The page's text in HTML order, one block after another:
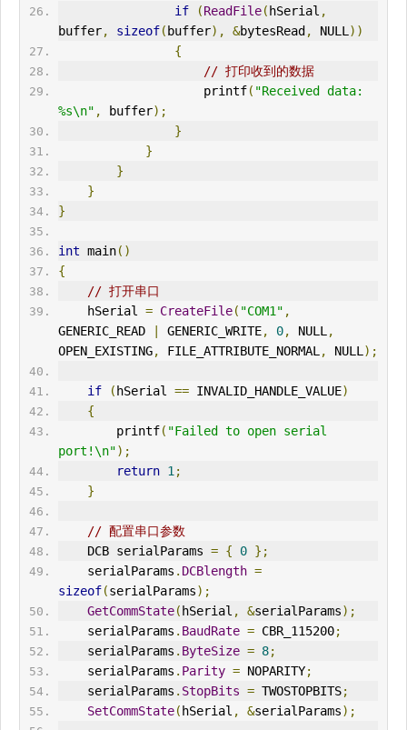
if
(ReadFile( hSerial ,
buffer, sizeof( buffer), &bytesRead , NULL ))
{
// 打印收到的数据
                    printf
( "Received data:
%s\n" , buffer);
}
}
}
}
}
int main()
{
// 打开串口
    hSerial
= CreateFile( "COM1" ,
GENERIC_READ
GENERIC_WRITE, 0, NULL ,
OPEN_EXISTING, FILE_ATTRIBUTE_NORMAL , NULL );
if ( hSerial == INVALID_HANDLE_VALUE)
{
        printf
( "Failed to open serial
port!\n");
return 1 ;
}
// 配置串口参数
    DCB serialParams
= { 0 };
    serialParams
. DCBlength =
sizeof(serialParams);
GetCommState( hSerial , &serialParams);
    serialParams
. BaudRate = CBR_115200;
    serialParams
. ByteSize = 8;
    serialParams
. Parity = NOPARITY;
    serialParams
. StopBits = TWOSTOPBITS;
SetCommState( hSerial , &serialParams);